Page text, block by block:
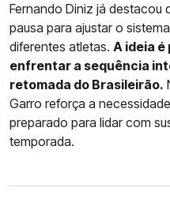
Fernando Diniz já destacou
pausa para ajustar o
diferentes atletas. A ideia
enfrentar a sequência
retomada do Brasileirão.
Garro reforça a
preparado para lidar com
temporada.